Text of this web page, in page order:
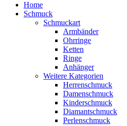
Home
Schmuck
Schmuckart
Armbänder
Ohrringe
Ketten
Ringe
Anhänger
Weitere Kategorien
Herrenschmuck
Damenschmuck
Kinderschmuck
Diamantschmuck
Perlenschmuck